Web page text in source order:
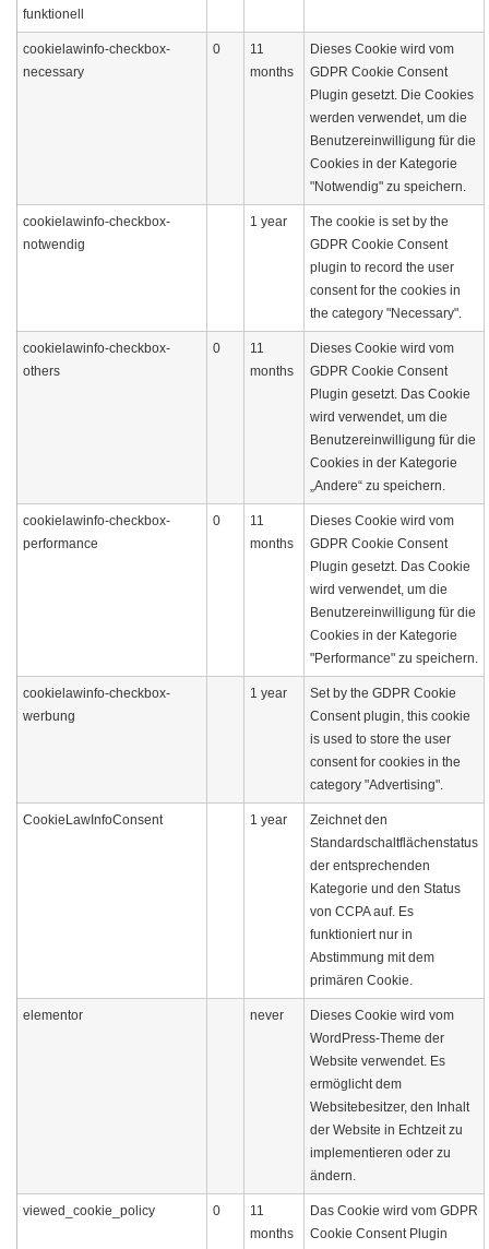
funktionell
cookielawinfo-checkbox-
necessary
0
11
months
Dieses Cookie wird vom
GDPR Cookie Consent
Plugin gesetzt. Die Cookies
werden verwendet, um die
Benutzereinwilligung für die
Cookies in der Kategorie
"Notwendig" zu speichern.
cookielawinfo-checkbox-
notwendig
1 year
The cookie is set by the
GDPR Cookie Consent
plugin to record the user
consent for the cookies in
the category "Necessary".
cookielawinfo-checkbox-
others
0
11
months
Dieses Cookie wird vom
GDPR Cookie Consent
Plugin gesetzt. Das Cookie
wird verwendet, um die
Benutzereinwilligung für die
Cookies in der Kategorie
„Andere“ zu speichern.
cookielawinfo-checkbox-
performance
0
11
months
Dieses Cookie wird vom
GDPR Cookie Consent
Plugin gesetzt. Das Cookie
wird verwendet, um die
Benutzereinwilligung für die
Cookies in der Kategorie
"Performance" zu speichern.
cookielawinfo-checkbox-
werbung
1 year
Set by the GDPR Cookie
Consent plugin, this cookie
is used to store the user
consent for cookies in the
category "Advertising".
CookieLawInfoConsent 1 year
Zeichnet den
Standardschaltflächenstatus
der entsprechenden
Kategorie und den Status
von CCPA auf. Es
funktioniert nur in
Abstimmung mit dem
primären Cookie.
elementor never
Dieses Cookie wird vom
WordPress-Theme der
Website verwendet. Es
ermöglicht dem
Websitebesitzer, den Inhalt
der Website in Echtzeit zu
implementieren oder zu
ändern.
viewed_cookie_policy 0
11
months
Das Cookie wird vom GDPR
Cookie Consent Plugin